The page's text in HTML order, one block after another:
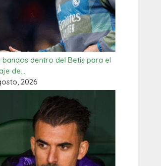
bandos dentro del Betis para el
de…
2026